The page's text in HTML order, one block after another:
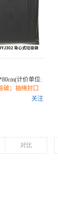
计价单位:
破；抽绳封口
，降解无害；
关注
对比